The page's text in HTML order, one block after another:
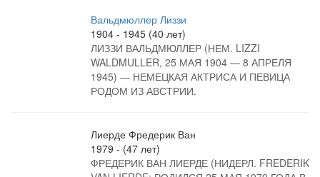
Вальдмюллер Лиззи
1904 - 1945 (40 лет)
ЛИЗЗИ ВАЛЬДМЮЛЛЕР (НЕМ. LIZZI
WALDMULLER, 25 МАЯ 1904 — 8 АПРЕЛЯ
1945) — НЕМЕЦКАЯ АКТРИСА И ПЕВИЦА
РОДОМ ИЗ АВСТРИИ.
Лиерде Фредерик Ван
1979 - (47 лет)
ФРЕДЕРИК ВАН ЛИЕРДЕ (НИДЕРЛ. FREDERIK